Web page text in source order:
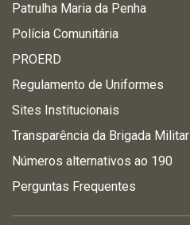
Patrulha Maria da Penha
Polícia Comunitária
PROERD
Regulamento de Uniformes
Sites Institucionais
Transparência da Brigada Militar
Números alternativos ao 190
Perguntas Frequentes